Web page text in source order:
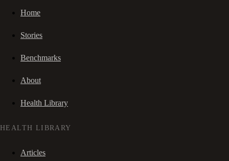
Home
Stories
Benchmarks
About
Health Library
HEALTH LIBRARY
Articles